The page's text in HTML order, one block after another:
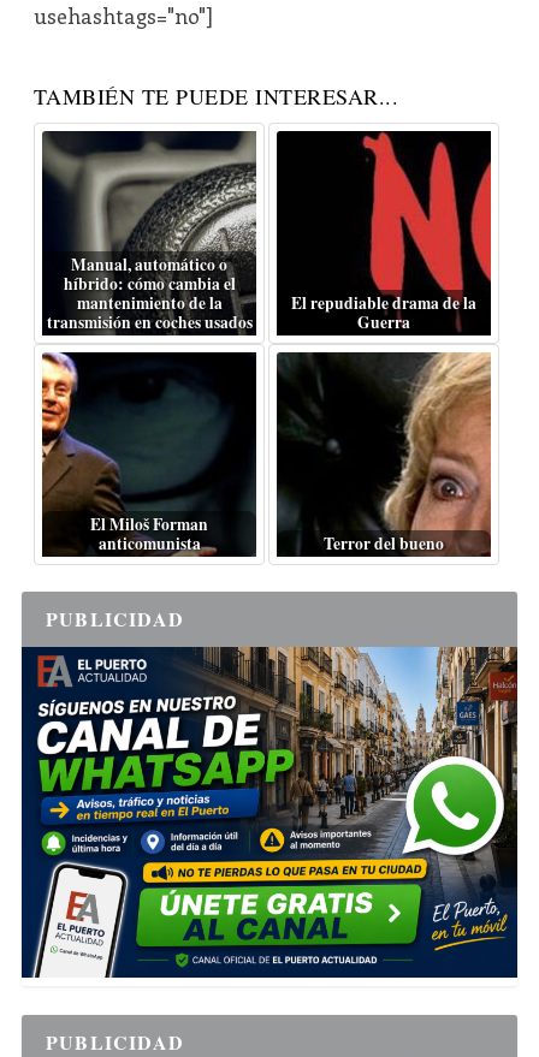
usehashtags="no"]
TAMBIÉN TE PUEDE INTERESAR...
Manual, automático o
híbrido: cómo cambia el
mantenimiento de la
transmisión en coches usados
El repudiable drama de la
Guerra
El Miloš Forman
anticomunista
Terror del bueno
PUBLICIDAD
PUBLICIDAD